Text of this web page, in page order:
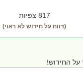
על חידוש לא ראוי)